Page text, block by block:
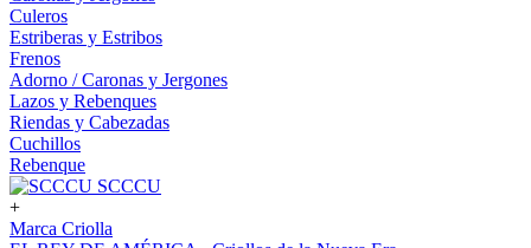
Culeros
Estriberas y Estribos
Frenos
Adorno / Caronas y Jergones
Lazos y Rebenques
Riendas y Cabezadas
Cuchillos
Rebenque
SCCCU
+
Marca Criolla